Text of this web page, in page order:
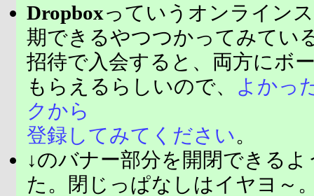
Dropboxっていうオンライン
期できるやつつかってみてい
招待で入会すると、両方にボ
もらえるらしいので、
よかっ
クから
登録してみてください。
↓のバナー部分を開閉できる
た。閉じっぱなしはイヤヨ～